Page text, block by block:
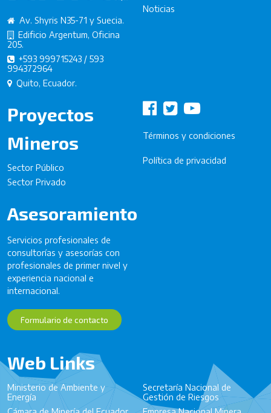
Av. Shyris N35-71 y Suecia.
Edificio Argentum, Oficina
205.
+593 999715243 / 593
994372964
Quito, Ecuador.
Noticias
Proyectos
Mineros
Sector Público
Sector Privado
Asesoramiento
Servicios profesionales de
consultorías y asesorías con
profesionales de primer nivel y
experiencia nacional e
internacional.
Formulario de contacto
Términos y condiciones
Política de privacidad
Web Links
Ministerio de Ambiente y
Energía
Secretaría Nacional de
Gestión de Riesgos